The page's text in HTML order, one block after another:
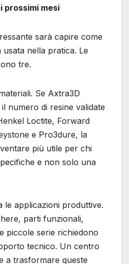
prossimi mesi
sarà capire come
nella pratica. Le
tre.
Se Axtra3D
numero di resine validate
Loctite, Forward
e Pro3dure, la
più utile per chi
e non solo una
le applicazioni produttive.
parti funzionali,
piccole serie richiedono
tecnico. Un centro
a trasformare queste